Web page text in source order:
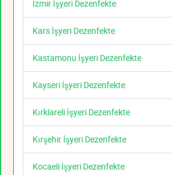
İzmir İşyeri Dezenfekte
Kars İşyeri Dezenfekte
Kastamonu İşyeri Dezenfekte
Kayseri İşyeri Dezenfekte
Kırklareli İşyeri Dezenfekte
Kırşehir İşyeri Dezenfekte
Kocaeli İşyeri Dezenfekte